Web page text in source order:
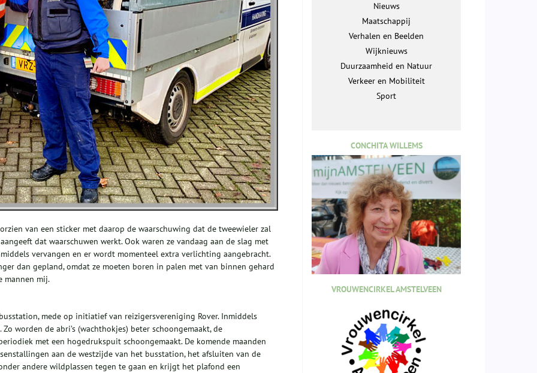
van een sticker met daarop de waarschuwing dat de tweewieler zal
dat waarschuwen werkt. Ook waren ze vandaag aan de slag met
vervangen en er wordt momenteel extra verlichting aangebracht.
dan gepland, omdat ze moeten boren in palen met van binnen gehard
mannen mij.
mede op initiatief van reizigersvereniging Rover. Inmiddels
worden de abri’s (wachthokjes) beter schoongemaakt, de
met een hogedrukspuit schoongemaakt. De komende maanden
aan de westzijde van het busstation, het afsluiten van de
andere wildplassen tegen te gaan en krijgt het plafond een
Nieuws
Maatschappij
Verhalen en Beelden
Wijknieuws
Duurzaamheid en Natuur
Verkeer en Mobiliteit
Sport
CONCHITA WILLEMS
VROUWENCIRKEL AMSTELVEEN